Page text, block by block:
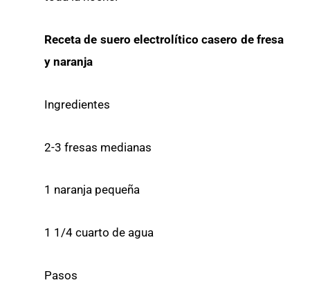
Receta de suero electrolítico casero de fresa
y naranja
Ingredientes
2-3 fresas medianas
1 naranja pequeña
1 1/4 cuarto de agua
Pasos